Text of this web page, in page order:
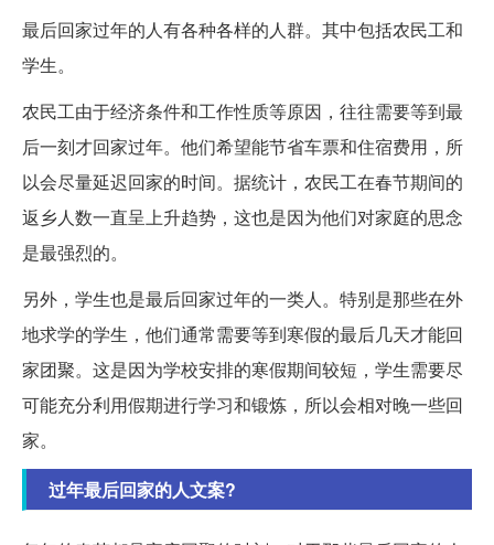
最后回家过年的人有各种各样的人群。其中包括农民工和
学生。
农民工由于经济条件和工作性质等原因，往往需要等到最
后一刻才回家过年。他们希望能节省车票和住宿费用，所
以会尽量延迟回家的时间。据统计，农民工在春节期间的
返乡人数一直呈上升趋势，这也是因为他们对家庭的思念
是最强烈的。
另外，学生也是最后回家过年的一类人。特别是那些在外
地求学的学生，他们通常需要等到寒假的最后几天才能回
家团聚。这是因为学校安排的寒假期间较短，学生需要尽
可能充分利用假期进行学习和锻炼，所以会相对晚一些回
家。
过年最后回家的人文案?